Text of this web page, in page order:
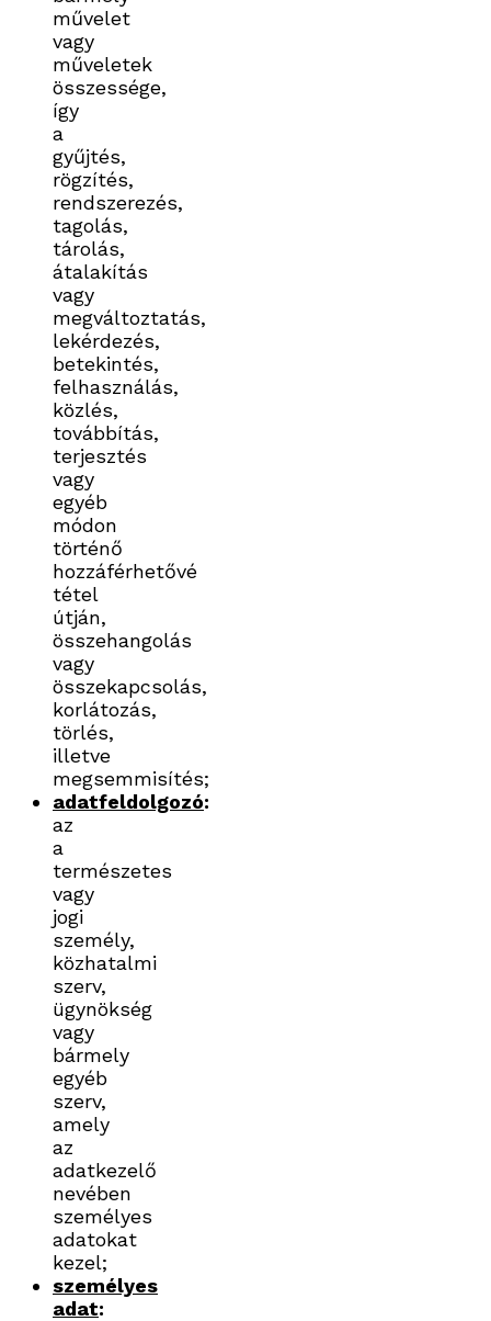
művelet
vagy
műveletek
összessége,
így
a
gyűjtés,
rögzítés,
rendszerezés,
tagolás,
tárolás,
átalakítás
vagy
megváltoztatás,
lekérdezés,
betekintés,
felhasználás,
közlés,
továbbítás,
terjesztés
vagy
egyéb
módon
történő
hozzáférhetővé
tétel
útján,
összehangolás
vagy
összekapcsolás,
korlátozás,
törlés,
illetve
megsemmisítés;
adatfeldolgozó:
az
a
természetes
vagy
jogi
személy,
közhatalmi
szerv,
ügynökség
vagy
bármely
egyéb
szerv,
amely
az
adatkezelő
nevében
személyes
adatokat
kezel;
személyes
adat: